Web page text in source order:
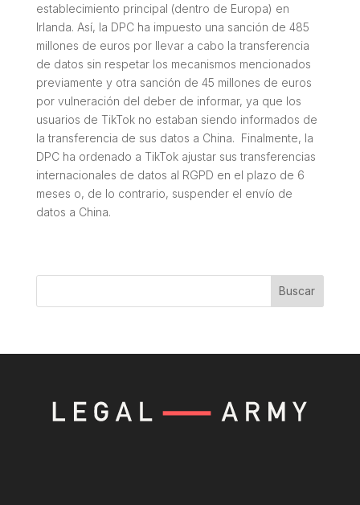
establecimiento principal (dentro de Europa) en
Irlanda. Así, la DPC ha impuesto una sanción de 485
millones de euros por llevar a cabo la transferencia
de datos sin respetar los mecanismos mencionados
previamente y otra sanción de 45 millones de euros
por vulneración del deber de informar, ya que los
usuarios de TikTok no estaban siendo informados de
la transferencia de sus datos a China. Finalmente, la
DPC ha ordenado a TikTok ajustar sus transferencias
internacionales de datos al RGPD en el plazo de 6
meses o, de lo contrario, suspender el envío de
datos a China.
Buscar